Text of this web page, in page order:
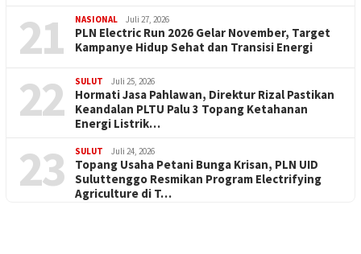
21 NASIONAL Juli 27, 2026
PLN Electric Run 2026 Gelar November, Target
Kampanye Hidup Sehat dan Transisi Energi
22 SULUT Juli 25, 2026
Hormati Jasa Pahlawan, Direktur Rizal Pastikan
Keandalan PLTU Palu 3 Topang Ketahanan
Energi Listrik…
23 SULUT Juli 24, 2026
Topang Usaha Petani Bunga Krisan, PLN UID
Suluttenggo Resmikan Program Electrifying
Agriculture di T…